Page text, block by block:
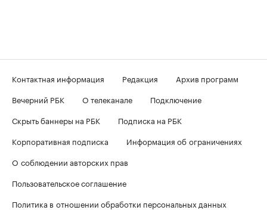
Контактная информация Редакция
Архив программ
Вечерний РБК
О телеканале
Подключение
Скрыть баннеры на РБК
Подписка на РБК
Корпоративная подписка
Информация об ограничениях
О соблюдении авторских прав
Пользовательское соглашение
Политика в отношении обработки персональных данных